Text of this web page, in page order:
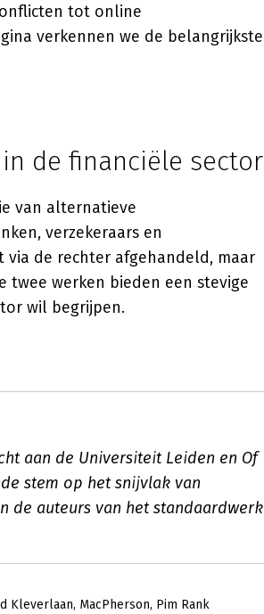
tot online
verkennen we de belangrijkste
de financiële sector
van alternatieve
verzekeraars en
de rechter afgehandeld, maar
twee werken bieden een stevige
wil begrijpen.
aan de Universiteit Leiden en Of
stem op het snijvlak van
de auteurs van het standaardwerk
Kleverlaan MacPherson Pim Rank